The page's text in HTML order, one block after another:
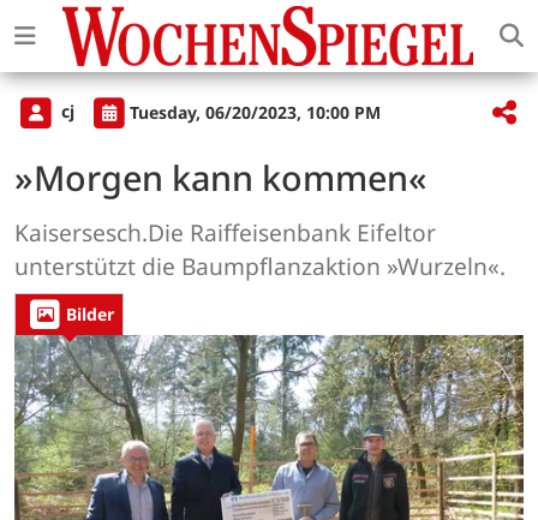
cj Tuesday, 06/20/2023, 10:00 PM
»Morgen kann kommen«
Kaisersesch.Die Raiffeisenbank Eifeltor
unterstützt die Baumpflanzaktion »Wurzeln«.
Bilder